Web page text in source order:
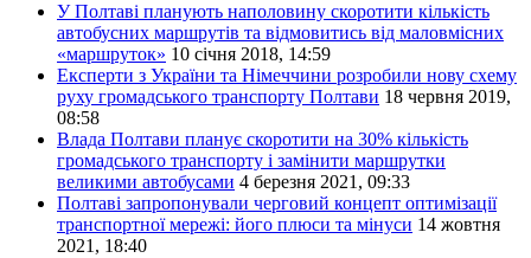
У Полтаві планують наполовину скоротити кількість
автобусних маршрутів та відмовитись від маловмісних
«маршруток» 10 січня 2018, 14:59
Експерти з України та Німеччини розробили нову схему
руху громадського транспорту Полтави 18 червня 2019,
08:58
Влада Полтави планує скоротити на 30% кількість
громадського транспорту і замінити маршрутки
великими автобусами 4 березня 2021, 09:33
Полтаві запропонували черговий концепт оптимізації
транспортної мережі: його плюси та мінуси 14 жовтня
2021, 18:40